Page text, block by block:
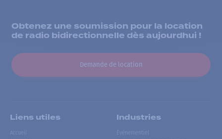
Obtenez une soumission pour la location
de radio bidirectionnelle dès aujourdhui !
Demande de location
Liens utiles
Accueil
Industries
Événementiel